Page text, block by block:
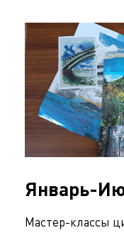
Январь-
Мастер-классы